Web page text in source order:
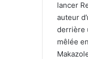
lancer
auteur
derrière
mêlée